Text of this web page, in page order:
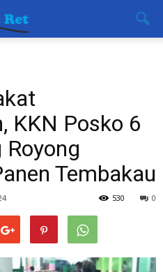
KKN Posko 6
Tembakau
0
530